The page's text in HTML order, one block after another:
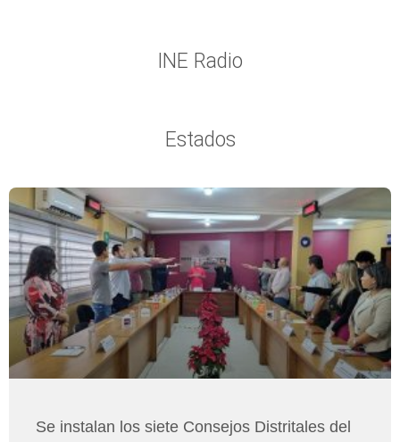
INE Radio
Estados
Se instalan los siete Consejos Distritales del
Página PáginaPágina Página Página